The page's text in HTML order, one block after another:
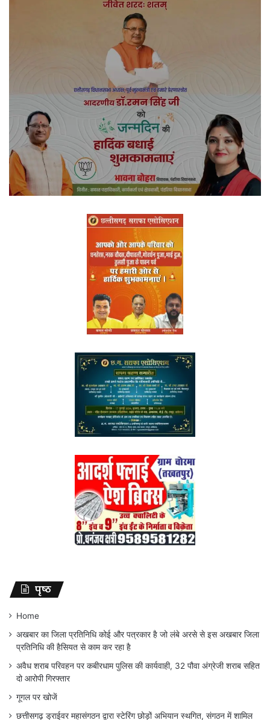
पृष्ठ
Home
अखबार का जिला प्रतिनिधि कोई और पत्रकार है जो लंबे अरसे से इस अखबार जिला
प्रतिनिधि की हैसियत से काम कर रहा है
अवैध शराब परिवहन पर कबीरधाम पुलिस की कार्यवाही, 32 पौवा अंग्रेजी शराब सहित
दो आरोपी गिरफ्तार
गूगल पर खोजें
छत्तीसगढ़ ड्राईवर महासंगठन द्वारा स्टेरिंग छोड़ों अभियान स्थगित, संगठन में शामिल